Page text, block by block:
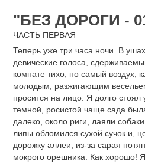
"БЕЗ ДОРОГИ -
ЧАСТЬ ПЕРВАЯ
Теперь уже три часа ночи. В
девические голоса,
комнате тихо, но самый воздух,
молодым, разжигающим
просится на лицо. Я долго стоял
темной, росистой чаще сада
далеко, около риги, лаяли
липы обломился сухой сучок и,
дорожку аллеи; из-за сарая
мокрого орешника. Как хорошо!